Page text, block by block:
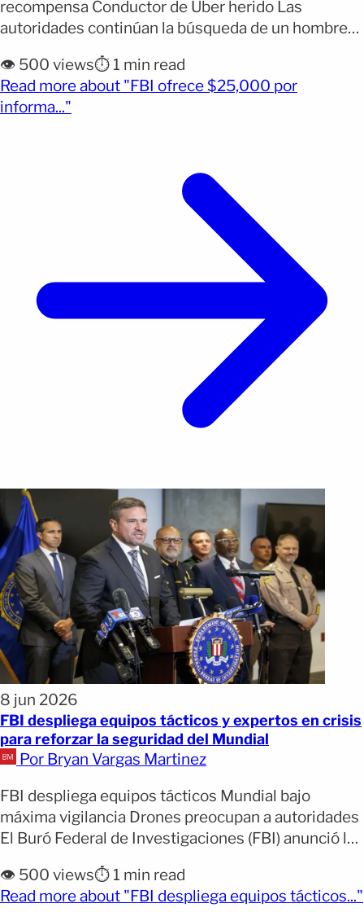
recompensa Conductor de Uber herido Las
autoridades continúan la búsqueda de un hombre
tiroteos en carreteras de Kansas City, Missouri, que
dejaron al menos cinco personas heridas, una de
ellas de forma mortal. El caso ha generado
👁️ 500 views⏱️ 1 min read
Read more about "FBI ofrece $25,000 por
informa..."
8 jun 2026
FBI despliega equipos tácticos y expertos en crisis
para reforzar la seguridad del Mundial
Por Bryan Vargas Martinez
FBI despliega equipos tácticos Mundial bajo
máxima vigilancia Drones preocupan a autoridades
El Buró Federal de Investigaciones (FBI) anunció la
las labores de seguridad durante el Mundial de
Fútbol de la FIFA, un torneo que se extenderá por
👁️ 500 views⏱️ 1 min read
Read more about "FBI despliega equipos tácticos..."